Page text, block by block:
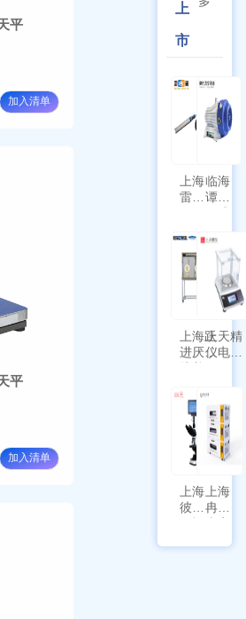
平
加入清单
平
加入清单
上
市
上海
雷磁
符合
新国
标带
功能
临海
谭氏
干式
泵
SPL-
10
上海跃
进厌氧
培养箱
III-T
上天精
仪电子
带审计
追踪功
能
上海
彼爱
姆视
上海
冉绘
大容